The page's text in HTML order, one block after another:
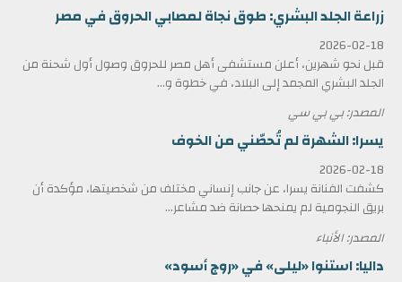
زراعة الجلد البشري: طوق نجاة لمصابي الحروق في مصر
2026-02-18
قبل نحو شهرين، أعلن مستشفى أهل مصر للحروق وصول أول شحنة من
الجلد البشري المجمد إلى البلاد، في خطوة و...
المصدر: بي بي سي
يسرا: الشهرة لم تُحصّني من الخوف
2026-02-18
كشفت الفنانة يسرا، عن جانب إنساني مختلف من شخصيتها، مؤكدة أن
بريق النجومية لم يمنحها حصانة ضد مشاعر...
المصدر: الأنباء
داليا: استنوا «ليلى» في «روج أسود»